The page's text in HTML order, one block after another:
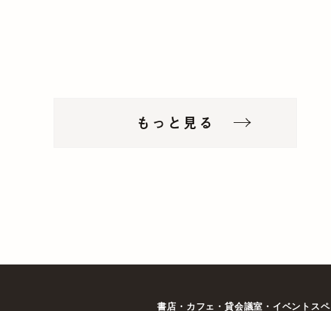
もっと見る
書店・カフェ・貸会議室・イベントス